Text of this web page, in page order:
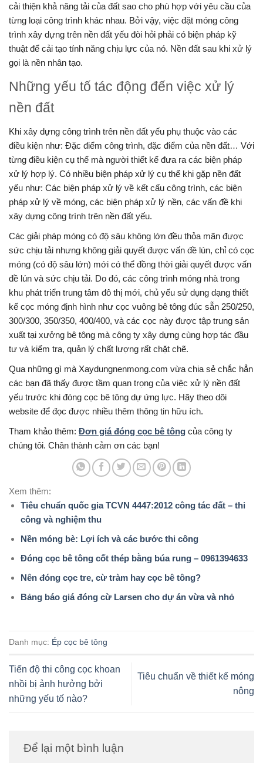
cải thiện khả năng tải của đất sao cho phù hợp với yêu cầu của
từng loại công trình khác nhau. Bởi vậy, việc đặt móng công
trình xây dựng trên nền đất yếu đòi hỏi phải có biện pháp kỹ
thuật để cải tạo tính năng chịu lực của nó. Nền đất sau khi xử lý
gọi là nền nhân tạo.
Những yếu tố tác động đến việc xử lý
nền đất
Khi xây dựng công trình trên nền đất yếu phụ thuộc vào các
điều kiện như: Đặc điểm công trình, đặc điểm của nền đất… Với
từng điều kiện cụ thể mà người thiết kế đưa ra các biện pháp
xử lý hợp lý. Có nhiều biện pháp xử lý cụ thể khi gặp nền đất
yếu như: Các biện pháp xử lý về kết cấu công trình, các biện
pháp xử lý về móng, các biện pháp xử lý nền, các vấn đề khi
xây dựng công trình trên nền đất yếu.
Các giải pháp móng có độ sâu không lớn đều thỏa mãn được
sức chịu tải nhưng không giải quyết được vấn đề lún, chỉ có cọc
móng (có độ sâu lớn) mới có thể đồng thời giải quyết được vấn
đề lún và sức chịu tải. Do đó, các công trình móng nhà trong
khu phát triển trung tâm đô thị mới, chủ yếu sử dụng dạng thiết
kế cọc móng định hình như cọc vuông bê tông đúc sẵn 250/250,
300/300, 350/350, 400/400, và các cọc này được tập trung sản
xuất tại xưởng bê tông mà công ty xây dựng cùng hợp tác đầu
tư và kiểm tra, quản lý chất lượng rất chặt chẽ.
Qua những gì mà Xaydungnenmong.com vừa chia sẻ chắc hẳn
các bạn đã thấy được tầm quan trọng của việc xử lý nền đất
yếu trước khi đóng cọc bê tông dự ứng lực. Hãy theo dõi
website để đọc được nhiều thêm thông tin hữu ích.
Tham khảo thêm: Đơn giá đóng cọc bê tông của công ty
chúng tôi. Chân thành cảm ơn các bạn!
Xem thêm:
Tiêu chuẩn quốc gia TCVN 4447:2012 công tác đất – thi
công và nghiệm thu
Nền móng bè: Lợi ích và các bước thi công
Đóng cọc bê tông cốt thép bằng búa rung – 0961394633
Nên đóng cọc tre, cừ tràm hay cọc bê tông?
Bảng báo giá đóng cừ Larsen cho dự án vừa và nhỏ
Danh mục: Ép cọc bê tông
Tiến độ thi công cọc khoan
nhồi bị ảnh hưởng bởi
những yếu tố nào?
Tiêu chuẩn về thiết kế móng
nông
Để lại một bình luận